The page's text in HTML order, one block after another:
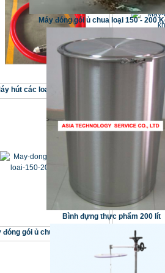
Máy đóng gói ủ chua loại 150 - 200
Bình đựng thực phẩm 200 lít
hút các loại hạt 20 tâns/h Máy dọn
đóng gói ủ chua loại 150 - 200
Kg/kiện
Thiết bị kiểm